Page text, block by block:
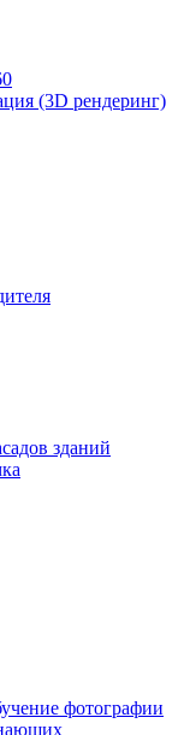
(3D рендеринг)
зданий
фотографии